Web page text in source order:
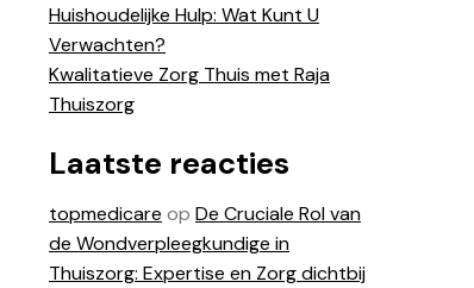
Huishoudelijke Hulp: Wat Kunt U
Verwachten?
Kwalitatieve Zorg Thuis met Raja
Thuiszorg
Laatste reacties
topmedicare op De Cruciale Rol van
de Wondverpleegkundige in
Thuiszorg: Expertise en Zorg dichtbij